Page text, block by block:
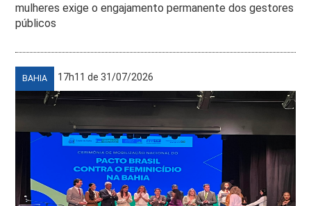
mulheres exige o engajamento permanente dos gestores
públicos
BAHIA 17h11 de 31/07/2026